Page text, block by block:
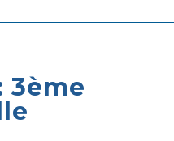
3ème